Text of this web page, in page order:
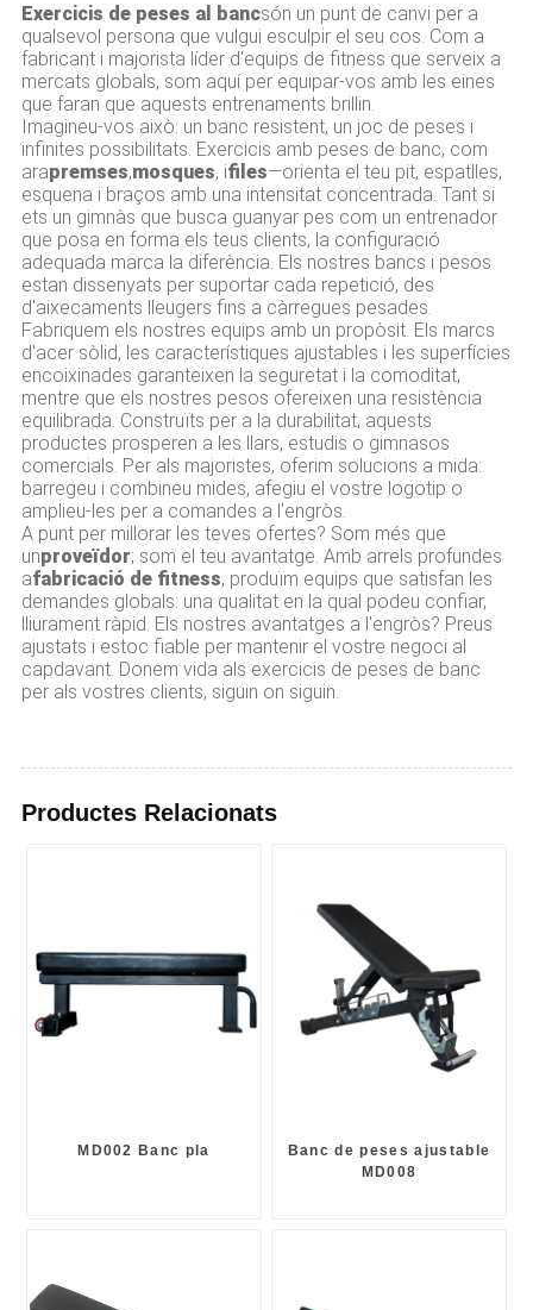
Exercicis de peses al bancsón un punt de canvi per a
qualsevol persona que vulgui esculpir el seu cos. Com a
fabricant i majorista líder d'equips de fitness que serveix a
mercats globals, som aquí per equipar-vos amb les eines
que faran que aquests entrenaments brillin.
Imagineu-vos això: un banc resistent, un joc de peses i
infinites possibilitats. Exercicis amb peses de banc, com
arapremses,mosques, ifiles—orienta el teu pit, espatlles,
esquena i braços amb una intensitat concentrada. Tant si
ets un gimnàs que busca guanyar pes com un entrenador
que posa en forma els teus clients, la configuració
adequada marca la diferència. Els nostres bancs i pesos
estan dissenyats per suportar cada repetició, des
d'aixecaments lleugers fins a càrregues pesades.
Fabriquem els nostres equips amb un propòsit. Els marcs
d'acer sòlid, les característiques ajustables i les superfícies
encoixinades garanteixen la seguretat i la comoditat,
mentre que els nostres pesos ofereixen una resistència
equilibrada. Construïts per a la durabilitat, aquests
productes prosperen a les llars, estudis o gimnasos
comercials. Per als majoristes, oferim solucions a mida:
barregeu i combineu mides, afegiu el vostre logotip o
amplieu-les per a comandes a l'engròs.
A punt per millorar les teves ofertes? Som més que
unproveïdor; som el teu avantatge. Amb arrels profundes
afabricació de fitness, produïm equips que satisfan les
demandes globals: una qualitat en la qual podeu confiar,
lliurament ràpid. Els nostres avantatges a l'engròs? Preus
ajustats i estoc fiable per mantenir el vostre negoci al
capdavant. Donem vida als exercicis de peses de banc
per als vostres clients, siguin on siguin.
Productes Relacionats
MD002 Banc pla
Banc de peses ajustable
MD008